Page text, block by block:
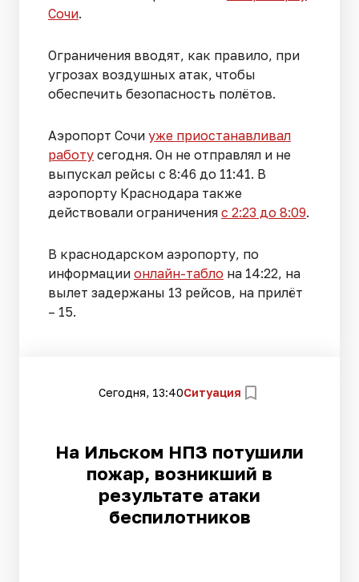
Сочи.
Ограничения вводят, как правило, при
угрозах воздушных атак, чтобы
обеспечить безопасность полётов.
Аэропорт Сочи уже приостанавливал
работу сегодня. Он не отправлял и не
выпускал рейсы с 8:46 до 11:41. В
аэропорту Краснодара также
действовали ограничения с 2:23 до 8:09.
В краснодарском аэропорту, по
информации онлайн-табло на 14:22, на
вылет задержаны 13 рейсов, на прилёт
– 15.
Сегодня, 13:40Ситуация
На Ильском НПЗ потушили
пожар, возникший в
результате атаки
беспилотников